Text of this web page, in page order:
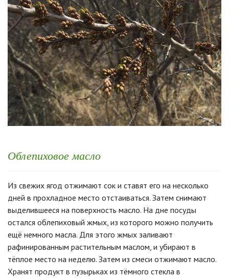
Облепиховое масло
Из свежих ягод отжимают сок и ставят его на несколько
дней в прохладное место отстаиваться. Затем снимают
выделившееся на поверхность масло. На дне посуды
остался облепиховый жмых, из которого можно получить
ещё немного масла. Для этого жмых заливают
рафинированным растительным маслом, и убирают в
тёплое место на неделю. Затем из смеси отжимают масло.
Хранят продукт в пузырьках из тёмного стекла в